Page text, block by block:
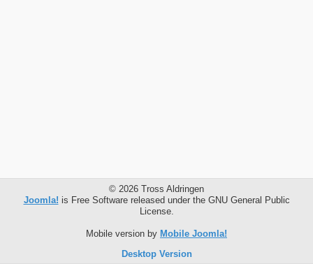
© 2026 Tross Aldringen
Joomla! is Free Software released under the GNU General Public
License.
Mobile version by Mobile Joomla!
Desktop Version